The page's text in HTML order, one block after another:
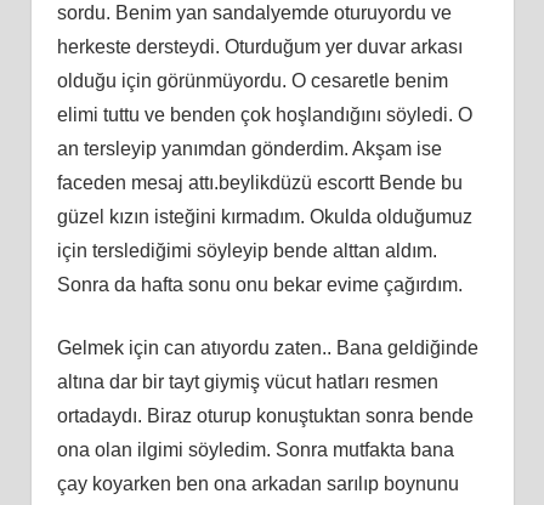
sordu. Benim yan sandalyemde oturuyordu ve
herkeste dersteydi. Oturduğum yer duvar arkası
olduğu için görünmüyordu. O cesaretle benim
elimi tuttu ve benden çok hoşlandığını söyledi. O
an tersleyip yanımdan gönderdim. Akşam ise
faceden mesaj attı.beylikdüzü escortt Bende bu
güzel kızın isteğini kırmadım. Okulda olduğumuz
için terslediğimi söyleyip bende alttan aldım.
Sonra da hafta sonu onu bekar evime çağırdım.
Gelmek için can atıyordu zaten.. Bana geldiğinde
altına dar bir tayt giymiş vücut hatları resmen
ortadaydı. Biraz oturup konuştuktan sonra bende
ona olan ilgimi söyledim. Sonra mutfakta bana
çay koyarken ben ona arkadan sarılıp boynunu